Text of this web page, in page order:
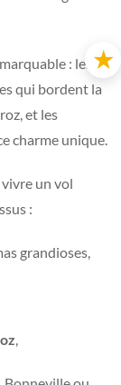
: les
qui bordent la
et les
charme unique.
vivre un vol
:
grandioses,
★